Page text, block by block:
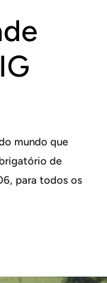
mundo que
de
para todos os